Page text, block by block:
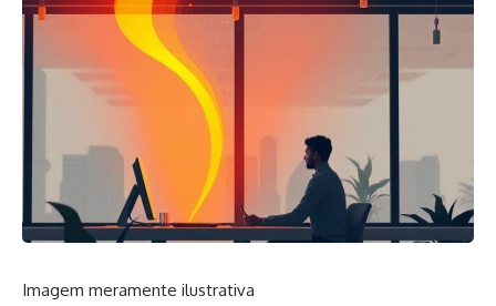
Imagem meramente ilustrativa